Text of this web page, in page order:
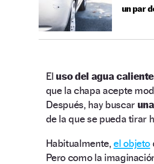
un par
El uso del agua caliente
que la chapa acepte
Después, hay buscar
de la que se pueda tirar
Habitualmente,el objeto
Pero como la